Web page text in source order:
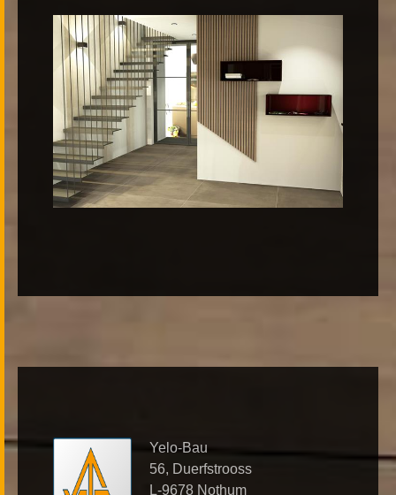
Yelo-Bau
56, Duerfstrooss
L-9678 Nothum